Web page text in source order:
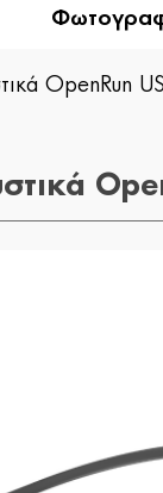
OpenRun